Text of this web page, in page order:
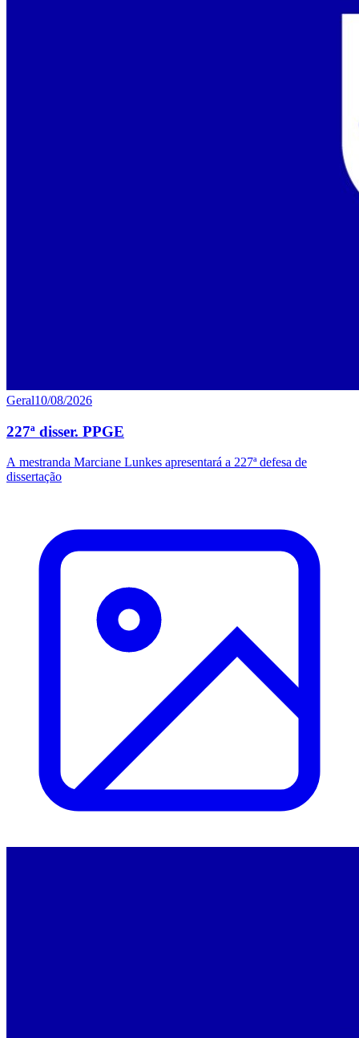
Geral10/08/2026
227ª disser. PPGE
A mestranda Marciane Lunkes apresentará a 227ª defesa de
dissertação